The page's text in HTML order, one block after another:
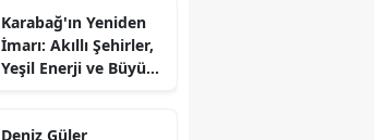
Karabağ'ın Yeniden
İmarı: Akıllı Şehirler,
Yeşil Enerji ve Büyük
Deniz Güler